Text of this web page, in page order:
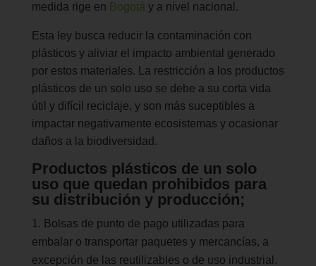
medida rige en Bogotá y a nivel nacional.
Esta ley busca reducir la contaminación con
plásticos y aliviar el impacto ambiental generado
por estos materiales. La restricción a los productos
plásticos de un solo uso se debe a su corta vida
útil y difícil reciclaje, y son más suceptibles a
impactar negativamente ecosistemas y ocasionar
daños a la biodiversidad.
Productos plásticos de un solo
uso que quedan prohibidos para
su distribución y producción;
Bolsas de punto de pago utilizadas para
embalar o transportar paquetes y mercancías, a
excepción de las reutilizables o de uso industrial.